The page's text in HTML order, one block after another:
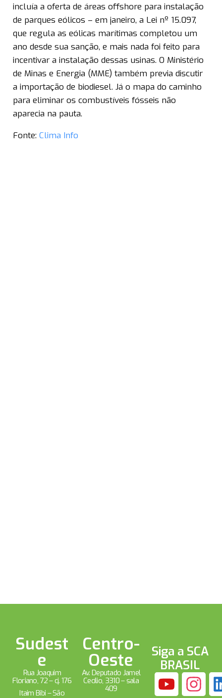
incluía a oferta de áreas offshore para instalação
de parques eólicos – em janeiro, a Lei nº 15.097,
que regula as eólicas marítimas completou um
ano desde sua sanção, e mais nada foi feito para
incentivar a instalação dessas usinas. O Ministério
de Minas e Energia (MME) também previa discutir
a importação de biodiesel. Já o mapa do caminho
para eliminar os combustíveis fósseis não
aparecia na pauta.
Fonte: Clima Info
Sudest
e
Rua Joaquim
Floriano, 72 – cj. 176
Itaim Bibi – São
Centro-
Oeste
Av. Deputado Jamel
Cecílio, 3310 – sala
409
Siga a SCA
BRASIL